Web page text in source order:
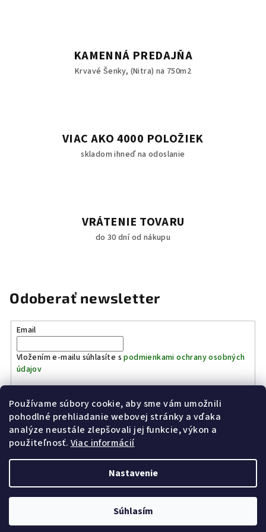
Používame súbory cookie, aby sme vám umožnili
pohodlné prehliadanie webovej stránky a vďaka
analýze neustále zlepšovali jej funkcie, výkon a
použiteľnosť. Viac informácií
Nastavenie
Súhlasím
i
s
KAMENNÁ PREDAJŇA
Krvavé Šenky, (Nitra) na 750m2
VIAC AKO 4000 POLOŽIEK
skladom ihneď na odoslanie
VRÁTENIE TOVARU
do 30 dní od nákupu
Odoberať newsletter
Email
Vložením e-mailu súhlasíte spodmienkami ochrany osobných
údajov
Prihlásiť sa
Kinostrelnica Páleník
Vytvoril Shoptet